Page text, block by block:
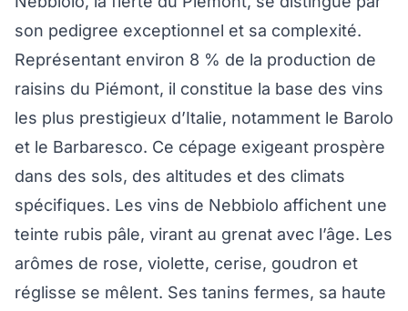
son pedigree exceptionnel et sa complexité.
Représentant environ 8 % de la production de
raisins du Piémont, il constitue la base des vins
les plus prestigieux d’Italie, notamment le Barolo
et le Barbaresco. Ce cépage exigeant prospère
dans des sols, des altitudes et des climats
spécifiques. Les vins de Nebbiolo affichent une
teinte rubis pâle, virant au grenat avec l’âge. Les
arômes de rose, violette, cerise, goudron et
réglisse se mêlent. Ses tanins fermes, sa haute